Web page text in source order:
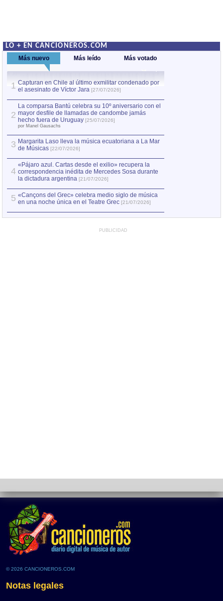
LO + EN CANCIONEROS.COM
Más nuevo Más leído Más votado
1 Capturan en Chile al último exmilitar condenado por
el asesinato de Víctor Jara [27/07/2026]
2
La comparsa Bantú celebra su 10º aniversario con el
mayor desfile de llamadas de candombe jamás
hecho fuera de Uruguay [25/07/2026]
por Manel Gausachs
3 Margarita Laso lleva la música ecuatoriana a La Mar
de Músicas [22/07/2026]
4
«Pájaro azul. Cartas desde el exilio» recupera la
correspondencia inédita de Mercedes Sosa durante
la dictadura argentina [21/07/2026]
5 «Cançons del Grec» celebra medio siglo de música
en una noche única en el Teatre Grec [21/07/2026]
PUBLICIDAD
© 2026 CANCIONEROS.COM
Notas legales